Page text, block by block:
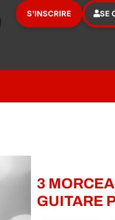
S'INSCRIRE SE
3
GUITARE